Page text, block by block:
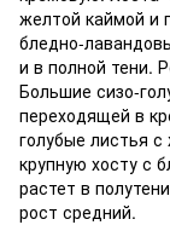
желтой каймой и
бледно-
и в полной тени.
Большие сизо-
переходящей в
голубые листья
крупную хосту с
растет в
рост средний.